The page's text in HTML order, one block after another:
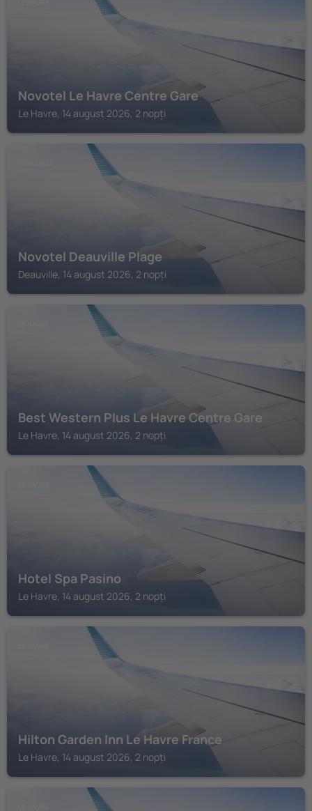
Novotel Le Havre Centre Gare
Le Havre, 14 august 2026, 2 nopți
Novotel Deauville Plage
Deauville, 14 august 2026, 2 nopți
Best Western Plus Le Havre Centre Gare
Le Havre, 14 august 2026, 2 nopți
Hotel Spa Pasino
Le Havre, 14 august 2026, 2 nopți
Hilton Garden Inn Le Havre France
Le Havre, 14 august 2026, 2 nopți